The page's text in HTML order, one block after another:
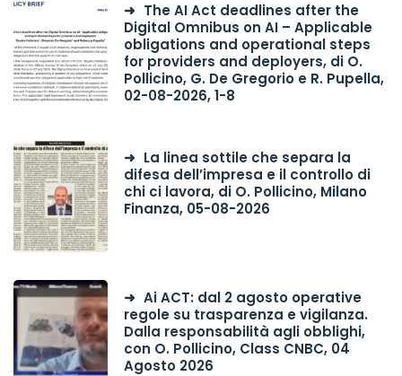
The AI Act deadlines after the
Digital Omnibus on AI – Applicable
obligations and operational steps
for providers and deployers, di O.
Pollicino, G. De Gregorio e R. Pupella,
02-08-2026, 1-8
La linea sottile che separa la
difesa dell’impresa e il controllo di
chi ci lavora, di O. Pollicino, Milano
Finanza, 05-08-2026
Ai ACT: dal 2 agosto operative
regole su trasparenza e vigilanza.
Dalla responsabilità agli obblighi,
con O. Pollicino, Class CNBC, 04
Agosto 2026